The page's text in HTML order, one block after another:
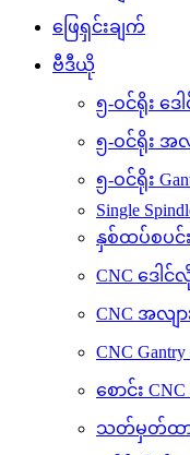
ဖြေရှင်းချက်
ဗီဒီယို
၅-ဝင်ရိုး ဒ
၅-ဝင်ရိုး အ
၅-ဝင်ရိုး
Single
နှစ်ထပ်စပင်
CNC ဒေါ
CNC အလျ
CNC
စောင်း CNC
သတ်မှတ်ထာ